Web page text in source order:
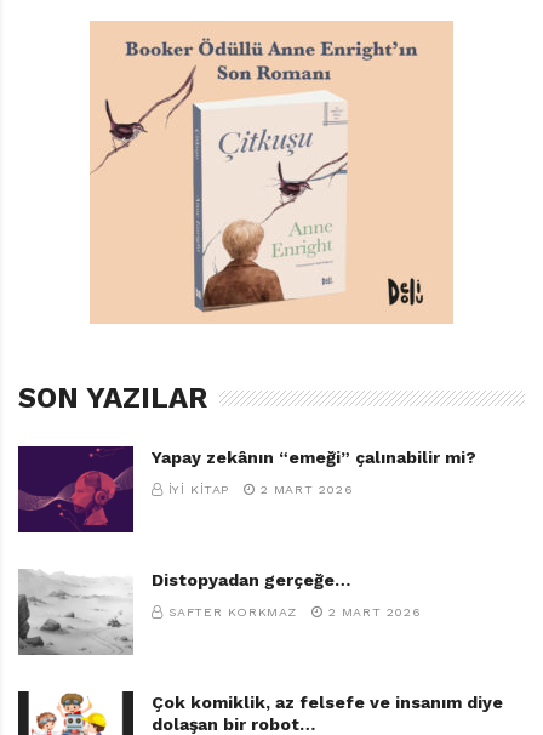
ALTIN KITAPLAR
SON YAZILAR
Yapay zekânın “emeği” çalınabilir mi?
İYI KITAP 2 MART 2026
Distopyadan gerçeğe…
SAFTER KORKMAZ 2 MART 2026
Çok komiklik, az felsefe ve insanım diye
dolaşan bir robot…